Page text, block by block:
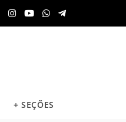
+ SEÇÕES